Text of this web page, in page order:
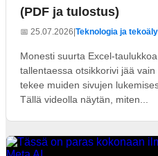
(PDF ja tulostus)
📅 25.07.2026|Teknologia ja tekoäly
Monesti suurta Excel-
tallentaessa otsikkorivi jää
tekee muiden sivujen
Tällä videolla näytän, miten...